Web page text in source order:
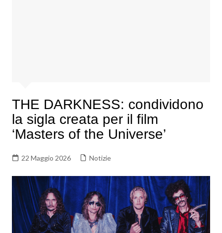
THE DARKNESS: condividono
la sigla creata per il film
‘Masters of the Universe’
22 Maggio 2026 Notizie